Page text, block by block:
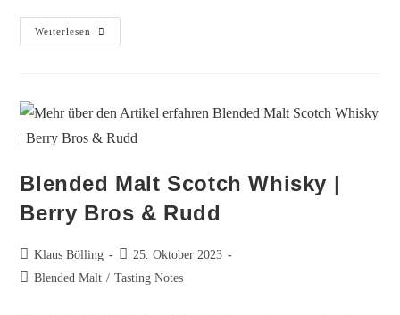
Weiterlesen
Blended Malt Scotch Whisky |
Berry Bros & Rudd
Klaus Bölling
25. Oktober 2023
Blended Malt / Tasting Notes